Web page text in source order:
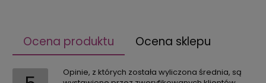
Ocena produktu Ocena sklepu
Opinie, z których została wyliczona średnia, są